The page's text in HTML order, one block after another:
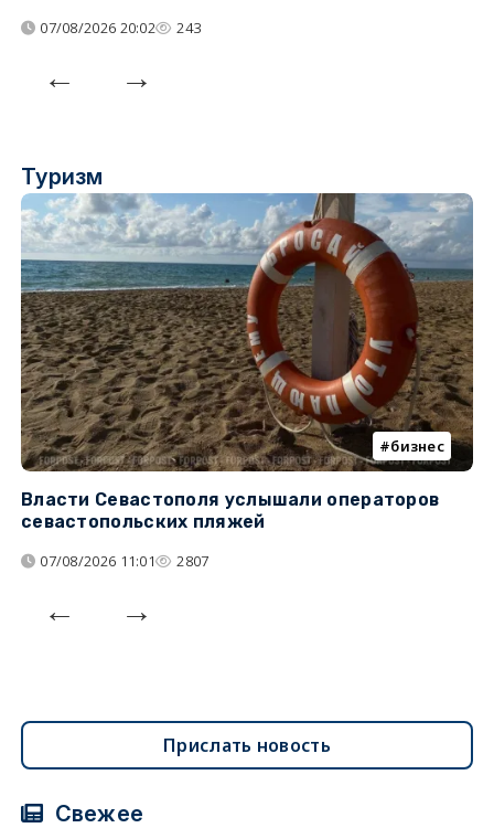
07/08/2026 20:02 243
Туризм
бизнес
Власти Севастополя услышали операторов
севастопольских пляжей
07/08/2026 11:01 2807
Прислать новость
Свежее